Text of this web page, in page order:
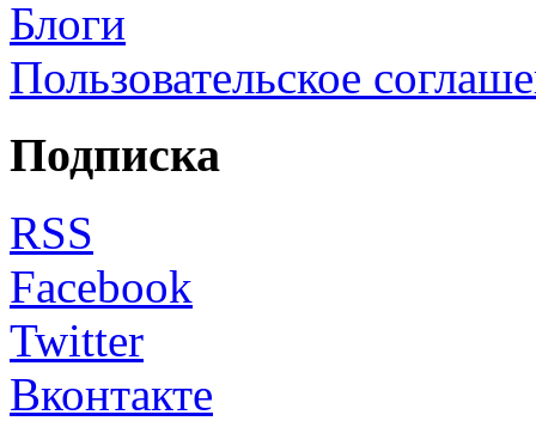
Блоги
Пользовательское
Подписка
RSS
Facebook
Twitter
Вконтакте